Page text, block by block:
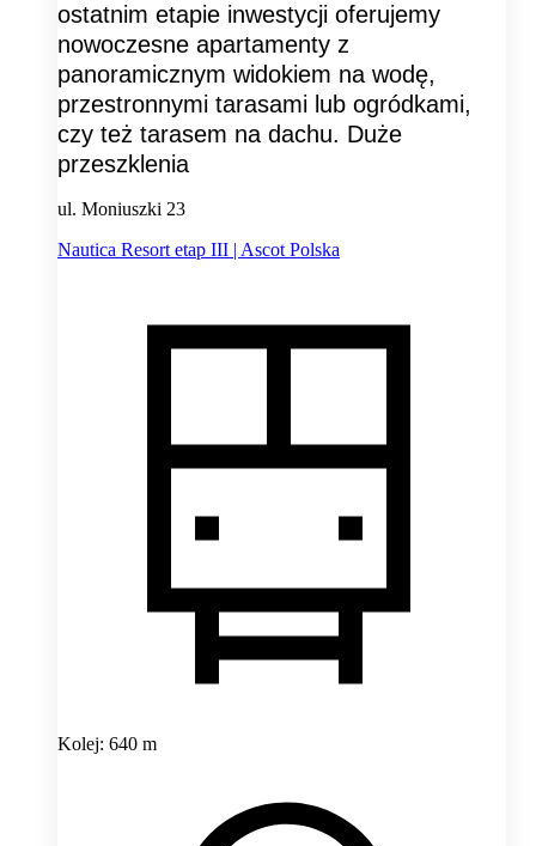
ostatnim etapie inwestycji oferujemy
nowoczesne apartamenty z
panoramicznym widokiem na wodę,
przestronnymi tarasami lub ogródkami,
czy też tarasem na dachu. Duże
przeszklenia
ul. Moniuszki 23
Nautica Resort etap III | Ascot Polska
Kolej: 640 m